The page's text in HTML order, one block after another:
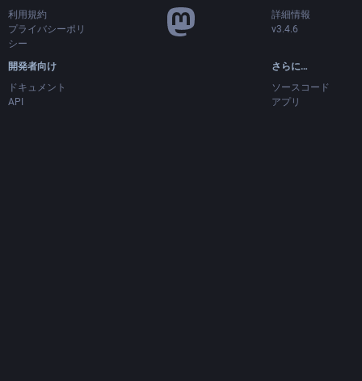
利用規約
プライバシーポリ
シー
開発者向け
ドキュメント
API
詳細情報
v3.4.6
さらに…
ソースコード
アプリ